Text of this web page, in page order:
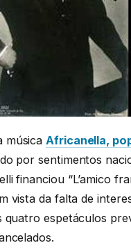
músicaAfricanella,
por sentimentos
financiou “L’amico
vista da falta de
quatro espetáculos